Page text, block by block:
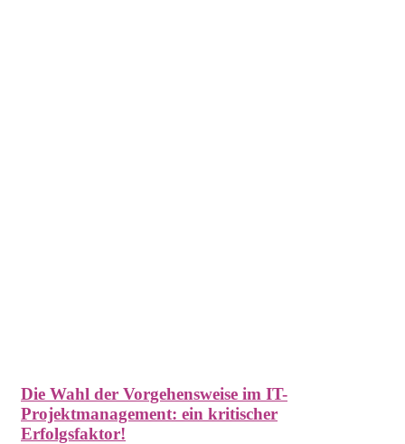
Die Wahl der Vorgehensweise im IT-
Projektmanagement: ein kritischer
Erfolgsfaktor!